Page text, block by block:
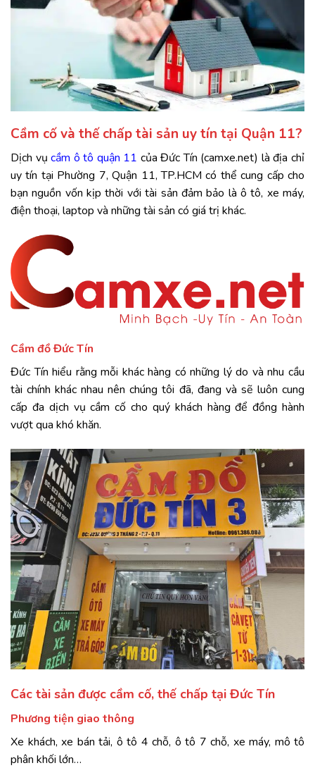
Cầm cố và thế chấp tài sản uy tín tại Quận 11?
Dịch vụcầm ô tô quận 11 của Đức Tín (camxe.net) là địa chỉ
uy tín tại Phường 7, Quận 11, TP.HCM có thể cung cấp cho
bạn nguồn vốn kịp thời với tài sản đảm bảo là ô tô, xe máy,
điện thoại, laptop và những tài sản có giá trị khác.
Cầm đồ Đức Tín
Đức Tín hiểu rằng mỗi khác hàng có những lý do và nhu cầu
tài chính khác nhau nên chúng tôi đã, đang và sẽ luôn cung
cấp đa dịch vụ cầm cố cho quý khách hàng để đồng hành
vượt qua khó khăn.
Các tài sản được cầm cố, thế chấp tại Đức Tín
Phương tiện giao thông
Xe khách, xe bán tải, ô tô 4 chỗ, ô tô 7 chỗ, xe máy, mô tô
phân khối lớn…